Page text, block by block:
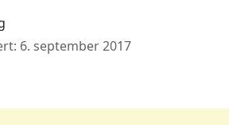
6. september 2017